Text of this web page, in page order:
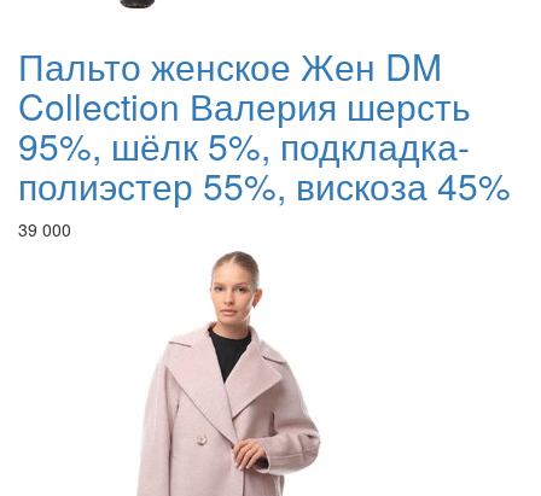
Пальто женское Жен DM
Collection Валерия шерсть
95%, шёлк 5%, подкладка-
полиэстер 55%, вискоза 45%
39 000